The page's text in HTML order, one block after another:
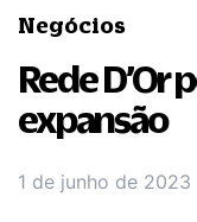
Negócios
Rede D’Or
expansão
1 de junho de 2023